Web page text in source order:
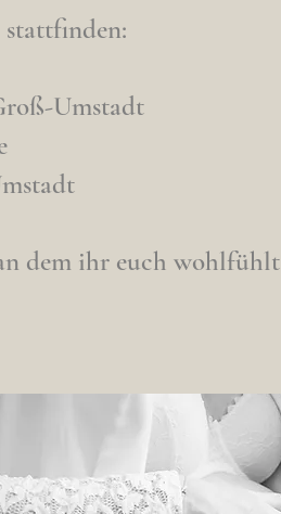
Umstadt
dem ihr euch wohlfühlt